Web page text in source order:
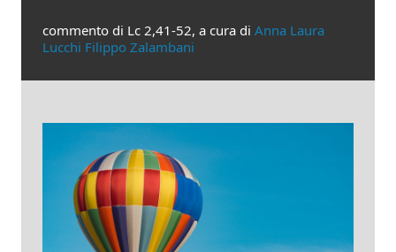
commento di Lc 2,41-52, a cura di Anna Laura
Lucchi Filippo Zalambani